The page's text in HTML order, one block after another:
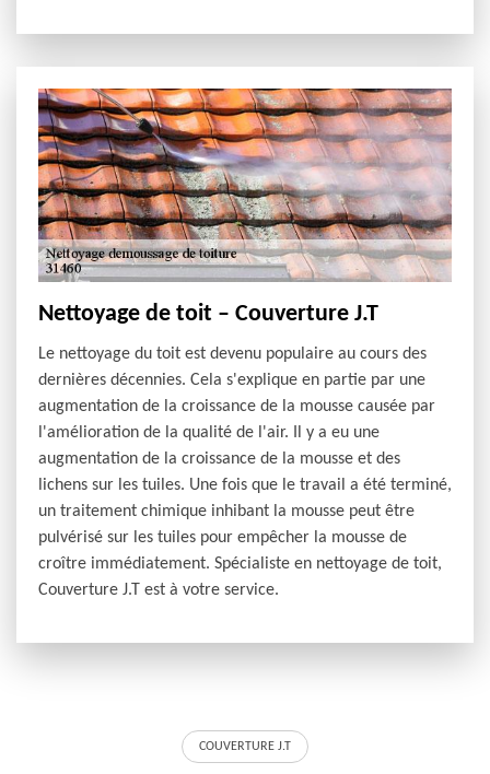
Nettoyage de toit – Couverture J.T
Le nettoyage du toit est devenu populaire au cours des
dernières décennies. Cela s'explique en partie par une
augmentation de la croissance de la mousse causée par
l'amélioration de la qualité de l'air. Il y a eu une
augmentation de la croissance de la mousse et des
lichens sur les tuiles. Une fois que le travail a été terminé,
un traitement chimique inhibant la mousse peut être
pulvérisé sur les tuiles pour empêcher la mousse de
croître immédiatement. Spécialiste en nettoyage de toit,
Couverture J.T est à votre service.
COUVERTURE J.T